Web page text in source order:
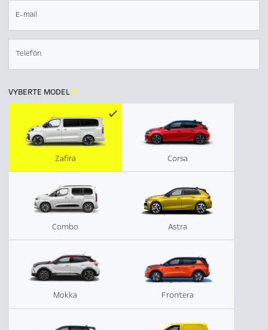
E-mail
Telefón
VYBERTE MODEL
Corsa
Combo Astra
Mokka Frontera
Zafira